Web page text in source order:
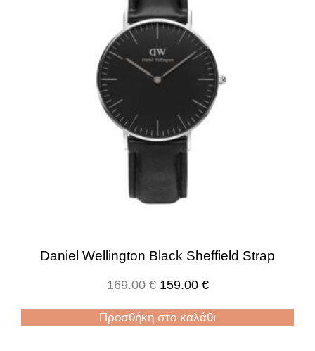
Daniel Wellington Black Sheffield Strap
169.00€ 159.00 €
Προσθήκη στο καλάθι